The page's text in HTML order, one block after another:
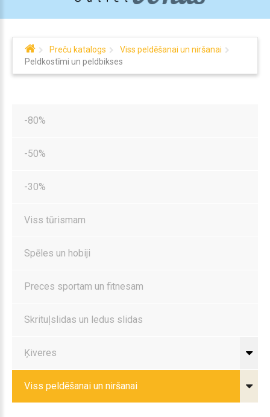
Preču katalogs
Viss peldēšanai un niršanai
Peldkostīmi un peldbikses
-80%
-50%
-30%
Viss tūrismam
Spēles un hobiji
Preces sportam un fitnesam
Skrituļslidas un ledus slidas
Ķiveres
Viss peldēšanai un niršanai